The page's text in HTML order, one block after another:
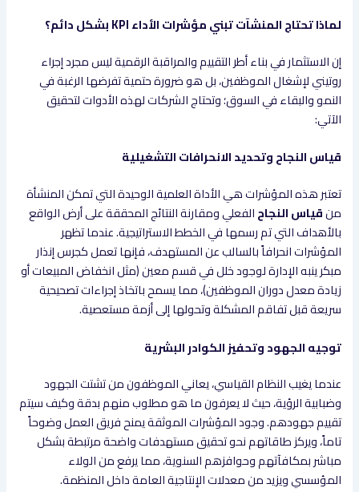
لماذا تحتاج المنشآت تبني مؤشرات الأداء KPI بشكل دائم؟
إن الاستثمار في بناء أطر التقييم والمراقبة الرقمية ليس مجرد إجراء
روتيني لإشغال الموظفين، بل هو ضرورة حتمية تفرضها الرغبة في
النمو والبقاء في السوق؛ وتحتاج الشركات لهذه الأدوات لتحقيق
الآتي:
قياس النجاح وتحديد الانحرافات التشغيلية
تعتبر هذه المؤشرات هي الأداة العلمية الوحيدة التي تمكن المنشأة
منقياس النجاحالفعلي ومقارنة النتائج المحققة على أرض الواقع
بالأهداف التي تم رسمها في الخطط الاستراتيجية. عندما تظهر
المؤشرات انحرافاً بالسالب عن المستهدف، فإنها تعمل كجرس إنذار
مبكر ينبه الإدارة لوجود خلل في قسم معين (مثل انخفاض المبيعات أو
زيادة معدل دوران الموظفين)، مما يسمح باتخاذ إجراءات تصحيحية
سريعة قبل تفاقم المشكلة وتحولها إلى أزمة مستعصية.
توجيه الجهود وتحفيز الكوادر البشرية
عندما يغيب النظام القياسي، يعاني الموظفون من تشتت الجهود
وضبابية الرؤية، حيث لا يعرفون ما هو مطلوب منهم بدقة وكيف سيتم
تقييم جهودهم. وجود المؤشرات الموثقة يمنح فريق العمل وضوحاً
تاماً، ويركز طاقاتهم نحو تحقيق مستهدفات واضحة مرتبطة بشكل
مباشر بمكافآتهم وحوافزهم السنوية، مما يرفع من الولاء
المؤسسي ويزيد من معدلات الإنتاجية العامة داخل المنظمة.